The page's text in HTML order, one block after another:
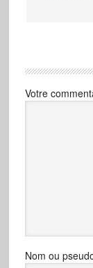
Votre
Nom ou